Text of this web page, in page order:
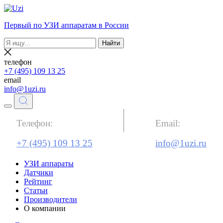
Первый по УЗИ аппаратам в России
Найти
телефон
+7 (495) 109 13 25
email
info@1uzi.ru
Телефон:
+7 (495) 109 13 25
Email:
info@1uzi.ru
УЗИ аппараты
Датчики
Рейтинг
Статьи
Производители
О компании